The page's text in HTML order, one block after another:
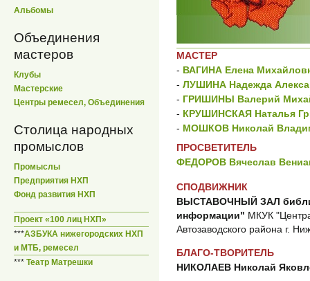
Альбомы
Объединения
мастеров
Клубы
Мастерские
Центры ремесел, Объединения
Столица народных
промыслов
Промыслы
Предприятия НХП
Фонд развития НХП
Проект «100 лиц НХП»
***АЗБУКА нижегородских НХП
и МТБ, ремесел
*** Театр Матрешки
МАСТЕР
- ВАГИНА Елена
- ЛУШИНА Надежда
- ГРИШИНЫ Валерий
- КРУШИНСКАЯ Наталья
- МОШКОВ Николай
ПРОСВЕТИТЕЛЬ
ФЕДОРОВ Вячеслав
СПОДВИЖНИК
ВЫСТАВОЧНЫЙ ЗАЛ
информации" МКУК
Автозаводского района г.
БЛАГО-ТВОРИТЕЛЬ
НИКОЛАЕВ Николай